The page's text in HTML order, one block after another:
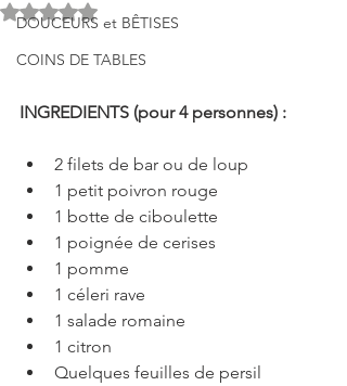
DOUCEURS et BÊTISES
COINS DE TABLES
Noté NaN étoiles sur 5.
INGREDIENTS (pour 4 personnes) :
2 filets de bar ou de loup
1 petit poivron rouge
1 botte de ciboulette
1 poignée de cerises
1 pomme
1 céleri rave
1 salade romaine
1 citron
Quelques feuilles de persil